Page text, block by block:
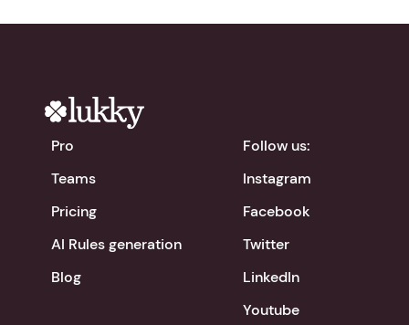
Pro
Teams
Pricing
AI Rules generation
Blog
Follow us:
Instagram
Facebook
Twitter
LinkedIn
Youtube